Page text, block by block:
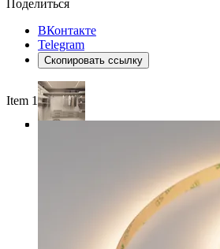
Поделиться
ВКонтакте
Telegram
Скопировать ссылку
Item 1 of 4